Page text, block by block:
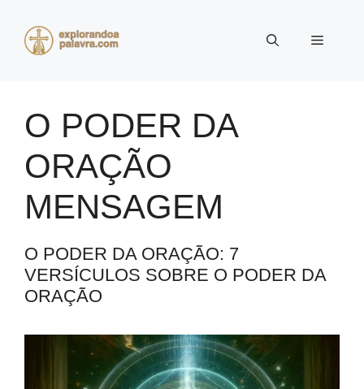
Menu
O PODER DA
ORAÇÃO
MENSAGEM
O PODER DA ORAÇÃO: 7
VERSÍCULOS SOBRE O PODER DA
ORAÇÃO